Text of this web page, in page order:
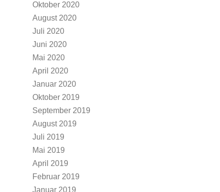
Oktober 2020
August 2020
Juli 2020
Juni 2020
Mai 2020
April 2020
Januar 2020
Oktober 2019
September 2019
August 2019
Juli 2019
Mai 2019
April 2019
Februar 2019
Januar 2019